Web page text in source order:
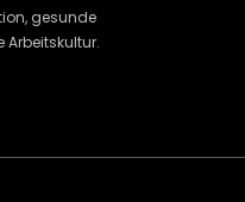
gesunde